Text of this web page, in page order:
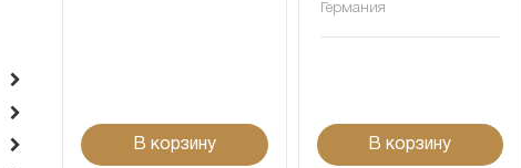
В корзину
Германия
В корзину